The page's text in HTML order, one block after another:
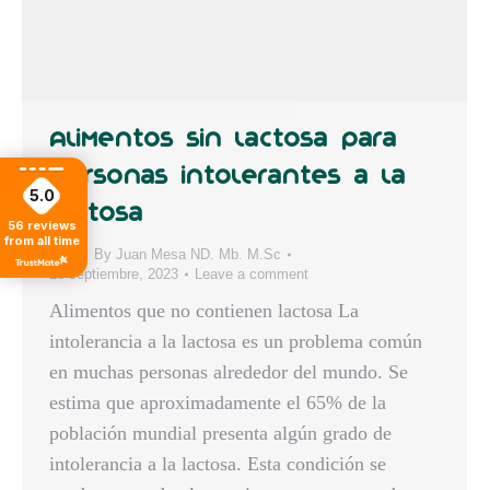
Alimentos sin lactosa para
personas intolerantes a la
lactosa
Blog By Juan Mesa ND. Mb. M.Sc
26 septiembre, 2023
Leave a comment
Alimentos que no contienen lactosa La
intolerancia a la lactosa es un problema común
en muchas personas alrededor del mundo. Se
estima que aproximadamente el 65% de la
población mundial presenta algún grado de
intolerancia a la lactosa. Esta condición se
5.0
56 reviews
from all time